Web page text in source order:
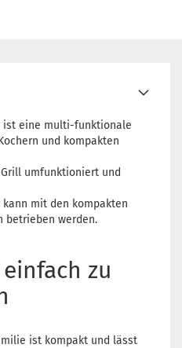
ist eine multi-funktionale
und kompakten
umfunktioniert und
kann mit den kompakten
betrieben werden.
zu
ist kompakt und lässt